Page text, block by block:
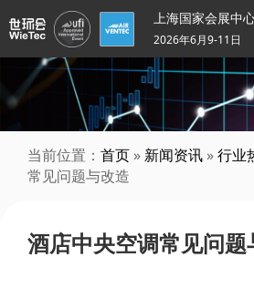
上海国家会展中
2026年6月9-11日
当前位置： 首页 » 新闻资讯 »行业
常见问题与改造
酒店中央空调常见问题